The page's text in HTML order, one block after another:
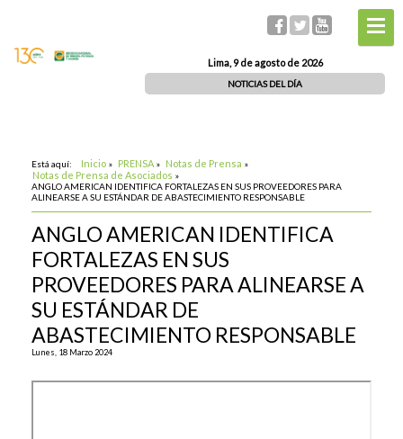
Lima, 9 de agosto de 2026
NOTICIAS DEL DÍA
Está aquí: Inicio » PRENSA » Notas de Prensa »
Notas de Prensa de Asociados »
ANGLO AMERICAN IDENTIFICA FORTALEZAS EN SUS PROVEEDORES PARA
ALINEARSE A SU ESTÁNDAR DE ABASTECIMIENTO RESPONSABLE
ANGLO AMERICAN IDENTIFICA
FORTALEZAS EN SUS
PROVEEDORES PARA ALINEARSE A
SU ESTÁNDAR DE
ABASTECIMIENTO RESPONSABLE
Lunes, 18 Marzo 2024